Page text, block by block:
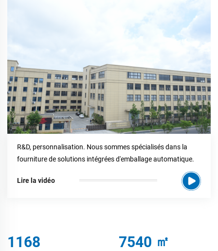
R&D, personnalisation. Nous sommes spécialisés dans la
fourniture de solutions intégrées d'emballage automatique.
Lire la vidéo
1772 11440 ㎡